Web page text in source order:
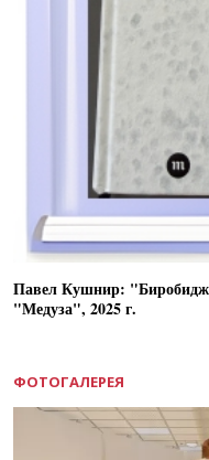
Павел Кушнир:
"Медуза", 2025 г.
ФОТОГАЛЕРЕЯ